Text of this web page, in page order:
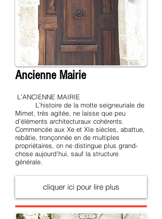
Ancienne Mairie
L’ANCIENNE MAIRIE
L’histoire de la motte seigneuriale de
Mimet, très agitée, ne laisse que peu
d’éléments architecturaux cohérents.
Commencée aux Xe et XIe siècles, abattue,
rebâtie, tronçonnée en de multiples
propriétaires, on ne distingue plus grand-
chose aujourd’hui, sauf la structure
générale.
cliquer ici pour lire plus